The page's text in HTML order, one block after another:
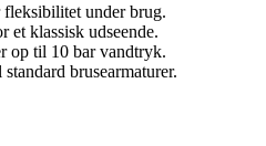
fleksibilitet under brug.
et klassisk udseende.
op til 10 bar vandtryk.
standard brusearmaturer.